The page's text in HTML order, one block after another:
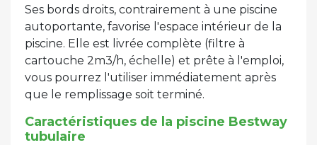
Ses bords droits, contrairement à une piscine
autoportante, favorise l'espace intérieur de la
piscine. Elle est livrée complète (filtre à
cartouche 2m3/h, échelle) et prête à l'emploi,
vous pourrez l'utiliser immédiatement après
que le remplissage soit terminé.
Caractéristiques de la piscine Bestway
tubulaire